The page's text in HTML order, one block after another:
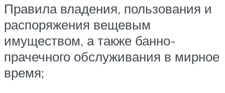
Правила владения, пользования и
распоряжения вещевым
имуществом, а также банно-
прачечного обслуживания в мирное
время;